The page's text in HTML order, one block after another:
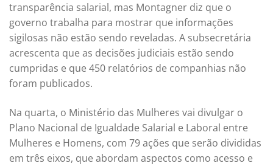
transparência salarial, mas Montagner diz que o
governo trabalha para mostrar que informações
sigilosas não estão sendo reveladas. A subsecretária
acrescenta que as decisões judiciais estão sendo
cumpridas e que 450 relatórios de companhias não
foram publicados.
Na quarta, o Ministério das Mulheres vai divulgar o
Plano Nacional de Igualdade Salarial e Laboral entre
Mulheres e Homens, com 79 ações que serão divididas
em três eixos, que abordam aspectos como acesso e